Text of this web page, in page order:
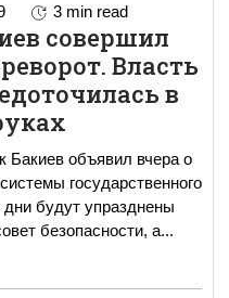
3 min read
совершил
Власть
в
Бакиев объявил вчера о
государственного
будут упразднены
безопасности, а...